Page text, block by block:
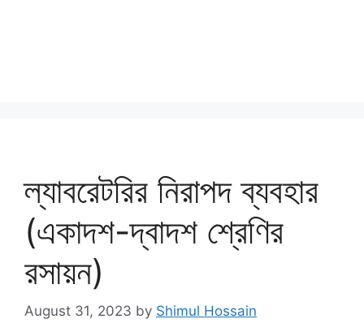
ল্যাবরেটরির নিরাপদ ব্যবহার
(একাদশ-দ্বাদশ শ্রেণির
রসায়ন)
August 31, 2023 by Shimul Hossain